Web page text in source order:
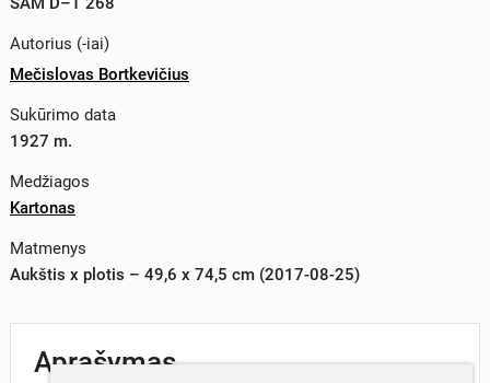
Autorius (-iai)
Mečislovas Bortkevičius
Sukūrimo data
1927 m.
Medžiagos
Kartonas
Matmenys
Aukštis x plotis – 49,6 x 74,5 cm (2017-08-25)
Aprašymas